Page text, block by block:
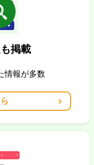
掲載
情報が多数